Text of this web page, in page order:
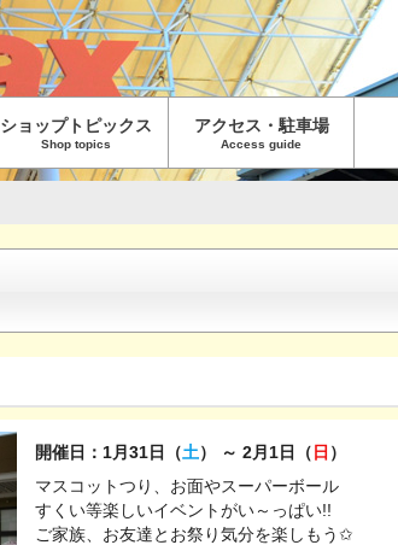
ショップトピックス
Shop topics
アクセス・駐車場
Access guide
開催日：1月31日（土） ～ 2月1日（ 日 ）
マスコットつり、お面やスーパーボール
すくい等楽しいイベントがい～っぱい!!
ご家族、お友達とお祭り気分を楽しもう✩